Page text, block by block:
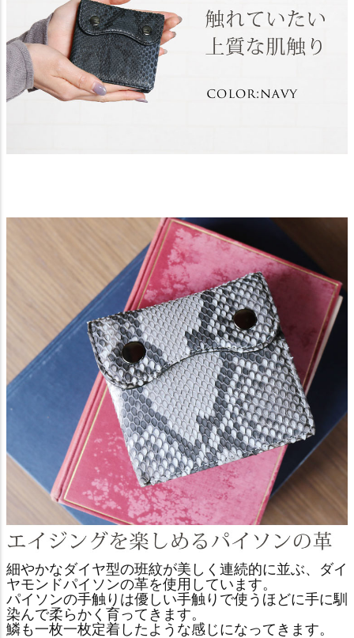
細やかなダイヤ型の班紋が美しく連続的に並ぶ、ダイ
ヤモンドパイソンの革を使用しています。
パイソンの手触りは優しい手触りで使うほどに手に馴
染んで柔らかく育ってきます。
鱗も一枚一枚定着したような感じになってきます。